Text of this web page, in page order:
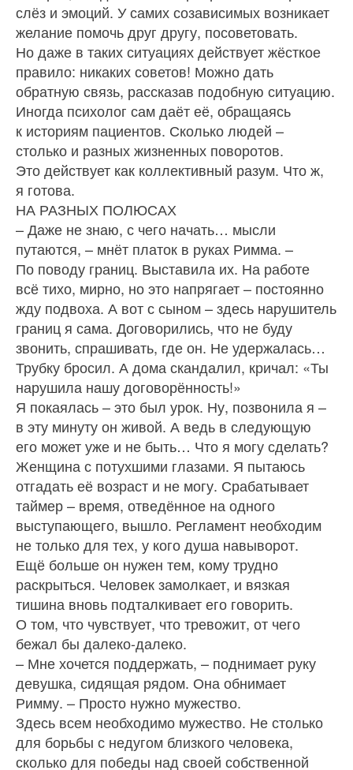
слёз и эмоций. У самих созависимых возникает
желание помочь друг другу, посоветовать.
Но даже в таких ситуациях действует жёсткое
правило: никаких советов! Можно дать
обратную связь, рассказав подобную ситуацию.
Иногда психолог сам даёт её, обращаясь
к историям пациентов. Сколько людей –
столько и разных жизненных поворотов.
Это действует как коллективный разум. Что ж,
я готова.
НА РАЗНЫХ ПОЛЮСАХ
– Даже не знаю, с чего начать… мысли
путаются, – мнёт платок в руках Римма. –
По поводу границ. Выставила их. На работе
всё тихо, мирно, но это напрягает – постоянно
жду подвоха. А вот с сыном – здесь нарушитель
границ я сама. Договорились, что не буду
звонить, спрашивать, где он. Не удержалась…
Трубку бросил. А дома скандалил, кричал: «Ты
нарушила нашу договорённость!»
Я покаялась – это был урок. Ну, позвонила я –
в эту минуту он живой. А ведь в следующую
его может уже и не быть… Что я могу сделать?
Женщина с потухшими глазами. Я пытаюсь
отгадать её возраст и не могу. Срабатывает
таймер – время, отведённое на одного
выступающего, вышло. Регламент необходим
не только для тех, у кого душа навыворот.
Ещё больше он нужен тем, кому трудно
раскрыться. Человек замолкает, и вязкая
тишина вновь подталкивает его говорить.
О том, что чувствует, что тревожит, от чего
бежал бы далеко-далеко.
– Мне хочется поддержать, – поднимает руку
девушка, сидящая рядом. Она обнимает
Римму. – Просто нужно мужество.
Здесь всем необходимо мужество. Не столько
для борьбы с недугом близкого человека,
сколько для победы над своей собственной